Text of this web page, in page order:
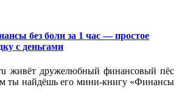
без боли за 1 час — простое
с деньгами
живёт дружелюбный финансовый пёс
ты найдёшь его мини‑книгу «Финансы